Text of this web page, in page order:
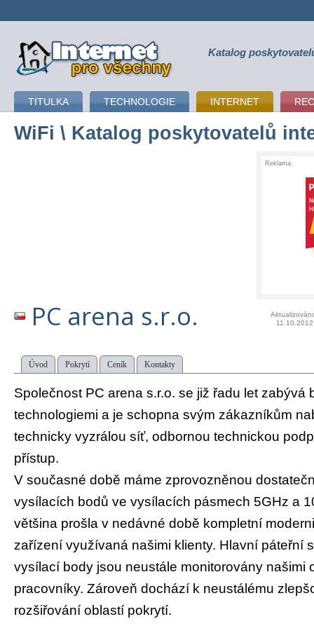
připojení k internetu Katalog
TITULKA TECHNOLOGIE INTERNET
WiFi \ Katalog poskytovatelů
Reklama:
PC arena s.r.o.
11.10.2012
Úvod Pokrytí Ceník Kontakty
Společnost PC arena s.r.o. se již řadu let zabývá
technologiemi a je schopna svým zákazníkům
technicky vyzrálou síť, odbornou technickou
přístup.
V současné době máme zprovozněnou
vysílacích bodů ve vysílacích pásmech 5GHz a
většina prošla v nedávné době kompletní
zařízení využívaná našimi klienty. Hlavní páteřní
vysílací body jsou neustále monitorovány našimi
pracovníky. Zároveň dochází k neustálému
rozšiřování oblastí pokrytí.